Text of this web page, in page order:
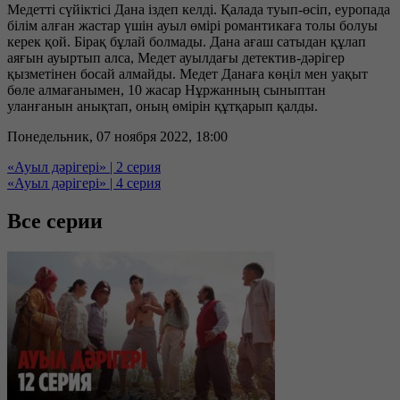
Медетті сүйіктісі Дана іздеп келді. Қалада туып-өсіп, еуропада
білім алған жастар үшін ауыл өмірі романтикаға толы болуы
керек қой. Бірақ бұлай болмады. Дана ағаш сатыдан құлап
аяғын ауыртып алса, Медет ауылдағы детектив-дәрігер
қызметінен босай алмайды. Медет Данаға көңіл мен уақыт
бөле алмағанымен, 10 жасар Нұржанның сыныптан
уланғанын анықтап, оның өмірін құтқарып қалды.
Понедельник, 07 ноября 2022, 18:00
«Ауыл дәрігері» | 2 серия
«Ауыл дәрігері» | 4 серия
Все серии